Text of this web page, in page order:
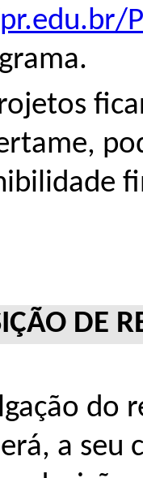
DE
do
a seu